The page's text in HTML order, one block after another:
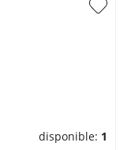
disponible: 1